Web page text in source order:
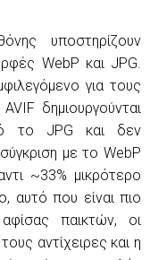
υποστηρίζουν
WebP και JPG.
για τους
δημιουργούνται
το JPG και δεν
με το WebP
~33% μικρότερο
αυτό που είναι πιο
παικτών, οι
αντίχειρες και η